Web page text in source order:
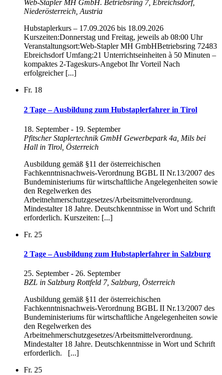
Web-Stapler MH GmbH. Betriebsring 7, Ebreichsdorf,
Niederösterreich, Austria
Hubstaplerkurs – 17.09.2026 bis 18.09.2026
Kurszeiten:Donnerstag und Freitag, jeweils ab 08:00 Uhr
Veranstaltungsort:Web-Stapler MH GmbHBetriebsring 72483
Ebreichsdorf Umfang:21 Unterrichtseinheiten à 50 Minuten –
kompaktes 2-Tageskurs-Angebot Ihr Vorteil Nach
erfolgreicher [...]
Fr. 18
2 Tage – Ausbildung zum Hubstaplerfahrer in Tirol
18. September- 19. September
Pfitscher Staplertechnik GmbH Gewerbepark 4a, Mils bei
Hall in Tirol, Österreich
Ausbildung gemäß §11 der österreichischen
Fachkenntnisnachweis-Verordnung BGBL II Nr.13/2007 des
Bundeministeriums für wirtschaftliche Angelegenheiten sowie
den Regelwerken des
Arbeitnehmerschutzgesetzes/Arbeitsmittelverordnung.
Mindestalter 18 Jahre. Deutschkenntnisse in Wort und Schrift
erforderlich. Kurszeiten: [...]
Fr. 25
2 Tage – Ausbildung zum Hubstaplerfahrer in Salzburg
25. September- 26. September
BZL in Salzburg Rottfeld 7, Salzburg, Österreich
Ausbildung gemäß §11 der österreichischen
Fachkenntnisnachweis-Verordnung BGBL II Nr.13/2007 des
Bundeministeriums für wirtschaftliche Angelegenheiten sowie
den Regelwerken des
Arbeitnehmerschutzgesetzes/Arbeitsmittelverordnung.
Mindestalter 18 Jahre. Deutschkenntnisse in Wort und Schrift
erforderlich. [...]
Fr. 25